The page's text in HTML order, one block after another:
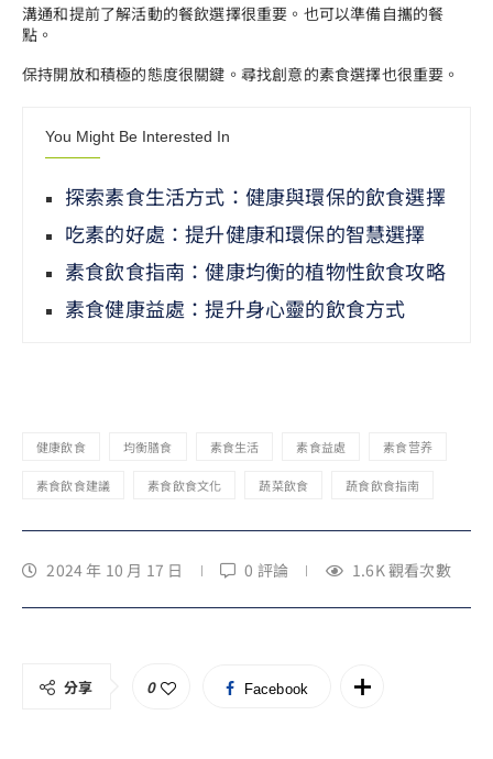
溝通和提前了解活動的餐飲選擇很重要。也可以準備自攜的餐
點。
保持開放和積極的態度很關鍵。尋找創意的素食選擇也很重要。
You Might Be Interested In
探索素食生活方式：健康與環保的飲食選擇
吃素的好處：提升健康和環保的智慧選擇
素食飲食指南：健康均衡的植物性飲食攻略
素食健康益處：提升身心靈的飲食方式
健康飲食 均衡膳食 素食生活 素食益處 素食营养
素食飲食建議 素食飲食文化 蔬菜飲食 蔬食飲食指南
2024 年 10 月 17 日 0 評論 1.6K 觀看次數
分享 0 Facebook